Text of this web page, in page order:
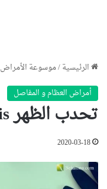
الرئيسية/موسوعة الأمراض
أمراض العظام و المفاصل
تحدب الظهر Kyphosis
2020-03-18